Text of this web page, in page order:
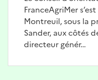
FranceAgriMer
Montreuil, sous la
Sander, aux côtés
directeur génér…